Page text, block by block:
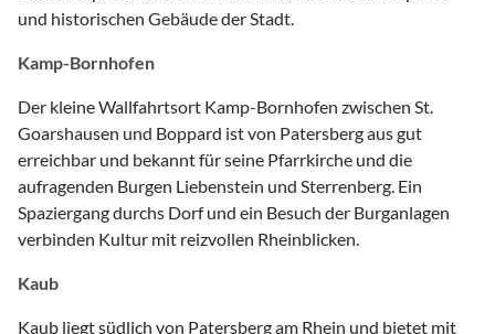
und historischen Gebäude der Stadt.
Kamp-Bornhofen
Der kleine Wallfahrtsort Kamp-Bornhofen zwischen St.
Goarshausen und Boppard ist von Patersberg aus gut
erreichbar und bekannt für seine Pfarrkirche und die
aufragenden Burgen Liebenstein und Sterrenberg. Ein
Spaziergang durchs Dorf und ein Besuch der Burganlagen
verbinden Kultur mit reizvollen Rheinblicken.
Kaub
Kaub liegt südlich von Patersberg am Rhein und bietet mit